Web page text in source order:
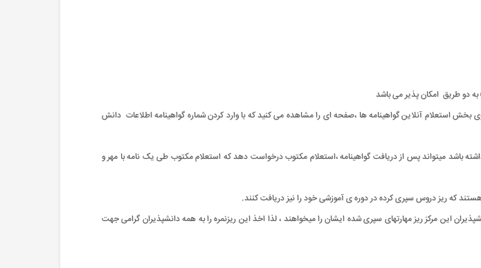
دو طریق امکان پذیر می باشد
استعلام آنلاین گواهینامه ها ،صفحه ای را مشاهده می کنید که با وارد کردن شماره گواهینامه اطلاعات دانش
باشد میتواند پس از دریافت گواهینامه ،استعلام مکتوب درخواست دهد که استعلام مکتوب طی یک نامه با مهر و
که ریز دروس سپری کرده در دوره ی آموزشی خود را نیز دریافت کنند.
این مرکز ریز مهارتهای سپری شده ایشان را میخواهند ، لذا اخذ این ریزنمره را به همه دانشپذیران گرامی جهت